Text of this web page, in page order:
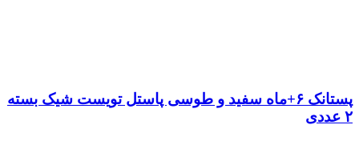
پستانک ۶+ماه سفید و طوسی پاستل تویست شیک بسته
۲ عددی